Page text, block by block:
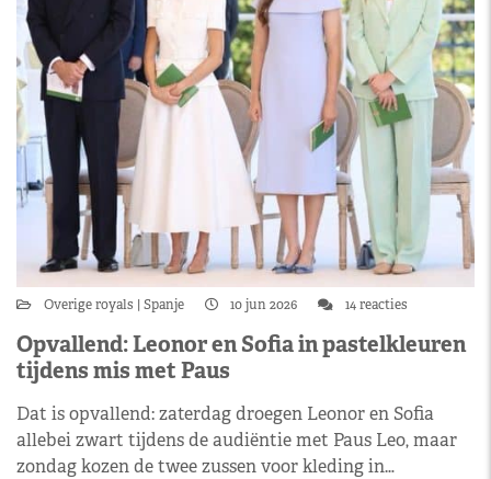
Overige royals Spanje 10 jun 2026 14 reacties
Opvallend: Leonor en Sofia in pastelkleuren
tijdens mis met Paus
Dat is opvallend: zaterdag droegen Leonor en Sofia
allebei zwart tijdens de audiëntie met Paus Leo, maar
zondag kozen de twee zussen voor kleding in…